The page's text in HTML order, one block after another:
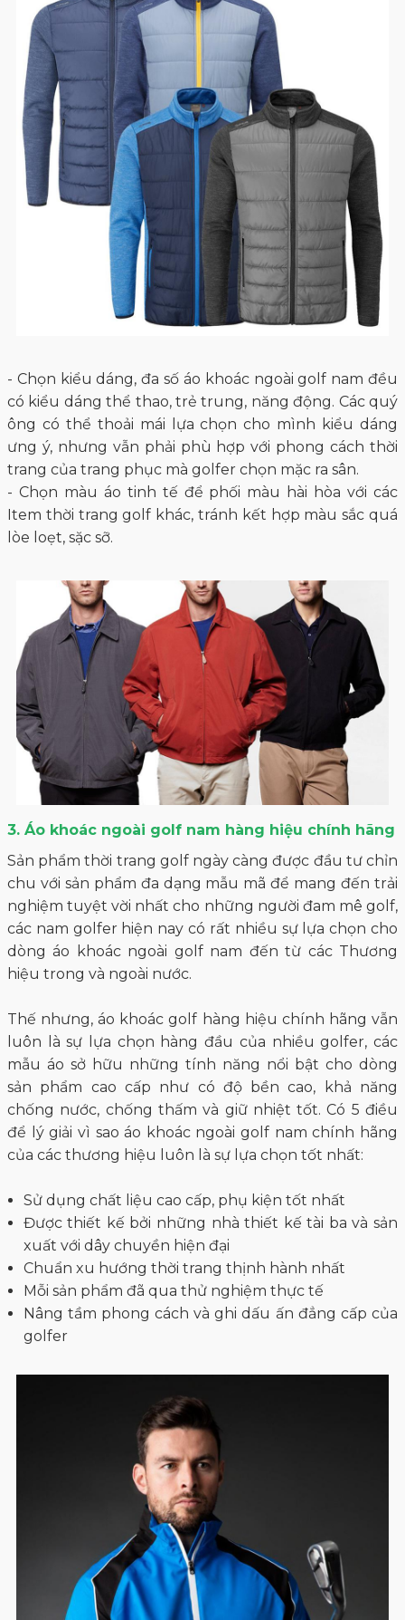
- Chọn kiểu dáng, đa số áo khoác ngoài golf nam đều
có kiểu dáng thể thao, trẻ trung, năng động. Các quý
ông có thể thoải mái lựa chọn cho mình kiểu dáng
ưng ý, nhưng vẫn phải phù hợp với phong cách thời
trang của trang phục mà golfer chọn mặc ra sân.
- Chọn màu áo tinh tế để phối màu hài hòa với các
Item thời trang golf khác, tránh kết hợp màu sắc quá
lòe loẹt, sặc sỡ.
3. Áo khoác ngoài golf nam hàng hiệu chính hãng
Sản phẩm thời trang golf ngày càng được đầu tư chỉn
chu với sản phẩm đa dạng mẫu mã để mang đến trải
nghiệm tuyệt vời nhất cho những người đam mê golf,
các nam golfer hiện nay có rất nhiều sự lựa chọn cho
dòng áo khoác ngoài golf nam đến từ các Thương
hiệu trong và ngoài nước.
Thế nhưng, áo khoác golf hàng hiệu chính hãng vẫn
luôn là sự lựa chọn hàng đầu của nhiều golfer, các
mẫu áo sở hữu những tính năng nổi bật cho dòng
sản phẩm cao cấp như có độ bền cao, khả năng
chống nước, chống thấm và giữ nhiệt tốt. Có 5 điều
để lý giải vì sao áo khoác ngoài golf nam chính hãng
của các thương hiệu luôn là sự lựa chọn tốt nhất:
Sử dụng chất liệu cao cấp, phụ kiện tốt nhất
Được thiết kế bởi những nhà thiết kế tài ba và sản
xuất với dây chuyền hiện đại
Chuẩn xu hướng thời trang thịnh hành nhất
Mỗi sản phẩm đã qua thử nghiệm thực tế
Nâng tầm phong cách và ghi dấu ấn đẳng cấp của
golfer